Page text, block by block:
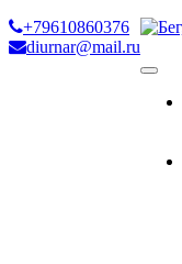
Skip
to
+79610860376
diurnar@mail.ru